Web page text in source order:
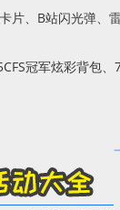
片、B站闪光弹、
冠军炫彩背包、